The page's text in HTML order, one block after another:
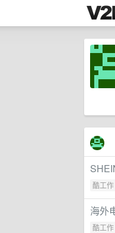
酷工作
海外
酷工作